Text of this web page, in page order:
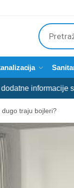
Products
search
informacije
dugo traju bojleri?